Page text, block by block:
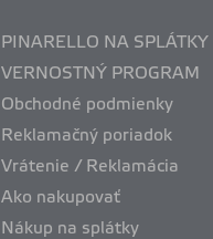
PINARELLO NA SPLÁTKY
VERNOSTNÝ PROGRAM
Obchodné podmienky
Reklamačný poriadok
Vrátenie / Reklamácia
Ako nakupovať
Nákup na splátky